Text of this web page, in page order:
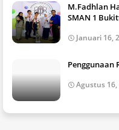
M.Fadhlan
SMAN 1
Januari 16,
Penggunaan
Agustus 16,